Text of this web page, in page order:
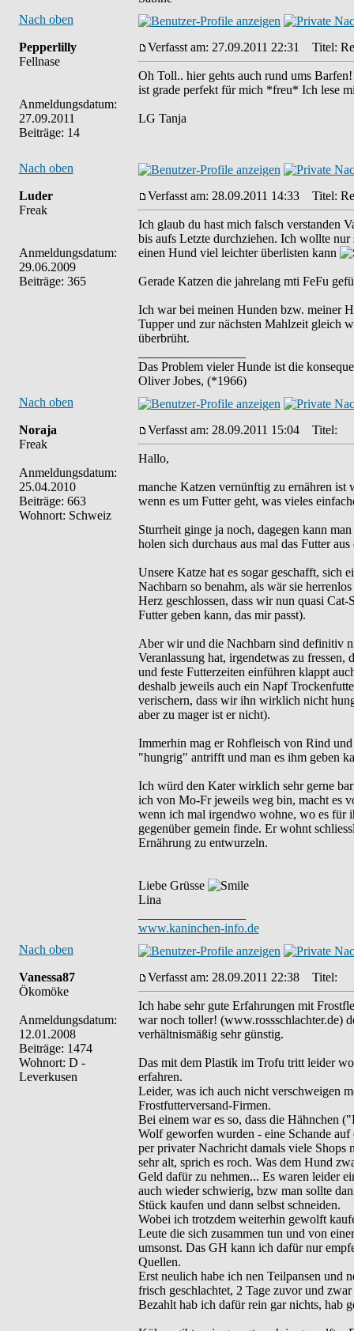
Nach oben
Pepperlilly
Fellnase
Anmeldungsdatum:
27.09.2011
Beiträge: 14
Verfasst am: 27.09.2011 22:31 Titel:
Oh Toll.. hier gehts auch rund ums
ist grade perfekt für mich *freu* Ich lese
LG Tanja
Nach oben
Luder
Freak
Anmeldungsdatum:
29.06.2009
Beiträge: 365
Verfasst am: 28.09.2011 14:33 Titel:
Ich glaub du hast mich falsch verstanden
bis aufs Letzte durchziehen. Ich wollte nur
einen Hund viel leichter überlisten kann
Gerade Katzen die jahrelang mti FeFu
Ich war bei meinen Hunden bzw. meiner
Tupper und zur nächsten Mahlzeit gleich
überbrüht.
Das Problem vieler Hunde ist die
Oliver Jobes, (*1966)
Nach oben
Noraja
Freak
Anmeldungsdatum:
25.04.2010
Beiträge: 663
Wohnort: Schweiz
Verfasst am: 28.09.2011 15:04 Titel:
Hallo,
manche Katzen vernünftig zu ernähren
wenn es um Futter geht, was vieles
Sturrheit ginge ja noch, dagegen kann
holen sich durchaus aus mal das Futter
Unsere Katze hat es sogar geschafft, sich
Nachbarn so benahm, als wär sie
Herz geschlossen, dass wir nun quasi
Futter geben kann, das mir passt).
Aber wir und die Nachbarn sind definitiv
Veranlassung hat, irgendetwas zu
und feste Futterzeiten einführen klappt
deshalb jeweils auch ein Napf
verischern, dass wir ihn wirklich nicht
aber zu mager ist er nicht).
Immerhin mag er Rohfleisch von Rind
"hungrig" antrifft und man es ihm geben
Ich würd den Kater wirklich sehr gerne
ich von Mo-Fr jeweils weg bin, macht es
wenn ich mal irgendwo wohne, wo es für
gegenüber gemein finde. Er wohnt
Ernährung zu entwurzeln.
Liebe Grüsse
Lina
www.kaninchen-info.de
Nach oben
Vanessa87
Ökomöke
Anmeldungsdatum:
12.01.2008
Beiträge: 1474
Wohnort: D -
Leverkusen
Verfasst am: 28.09.2011 22:38 Titel:
Ich habe sehr gute Erfahrungen mit
war noch toller! (www.rossschlachter.de)
verhältnismäßig sehr günstig.
Das mit dem Plastik im Trofu tritt leider
erfahren.
Leider, was ich auch nicht verschweigen
Frostfutterversand-Firmen.
Bei einem war es so, dass die Hähnchen
Wolf geworfen wurden - eine Schande
per privater Nachricht damals viele Shops
sehr alt, sprich es roch. Was dem Hund
Geld dafür zu nehmen... Es waren leider
auch wieder schwierig, bzw man sollte
Stück kaufen und dann selbst schneiden.
Wobei ich trotzdem weiterhin gewolft
Leute die sich zusammen tun und von
umsonst. Das GH kann ich dafür nur
Quellen.
Erst neulich habe ich nen Teilpansen und
frisch geschlachtet, 2 Tage zuvor und
Bezahlt hab ich dafür rein gar nichts, hab